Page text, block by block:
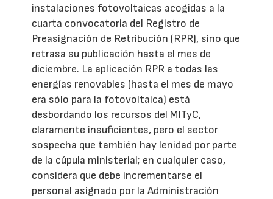
instalaciones fotovoltaicas acogidas a la
cuarta convocatoria del Registro de
Preasignación de Retribución (RPR), sino que
retrasa su publicación hasta el mes de
diciembre. La aplicación RPR a todas las
energías renovables (hasta el mes de mayo
era sólo para la fotovoltaica) está
desbordando los recursos del MITyC,
claramente insuficientes, pero el sector
sospecha que también hay lenidad por parte
de la cúpula ministerial; en cualquier caso,
considera que debe incrementarse el
personal asignado por la Administración